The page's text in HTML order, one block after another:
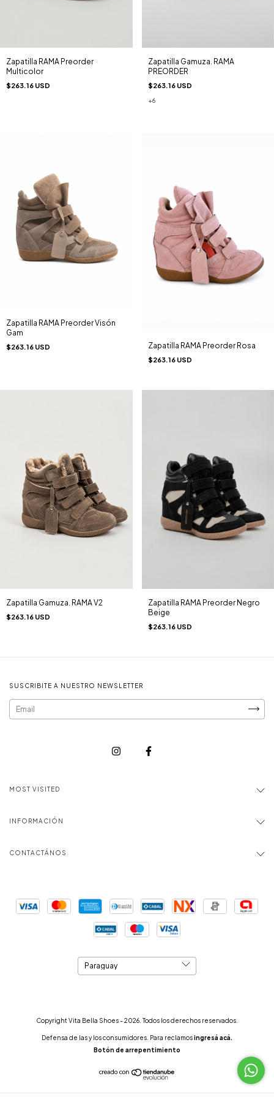
Zapatilla RAMA Preorder
Multicolor
$263.16 USD
Zapatilla Gamuza. RAMA
PREORDER
$263.16 USD
+6
Zapatilla RAMA Preorder Visón
Gam
$263.16 USD Zapatilla RAMA Preorder Rosa
$263.16 USD
Zapatilla Gamuza. RAMA V2
$263.16 USD
Zapatilla RAMA Preorder Negro
Beige
$263.16 USD
SUSCRIBITE A NUESTRO NEWSLETTER
MOST VISITED
INFORMACIÓN
CONTACTÁNOS
Copyright Vita Bella Shoes - 2026. Todos los derechos reservados.
Defensa de las y los consumidores. Para reclamosingresá acá.
Botón de arrepentimiento